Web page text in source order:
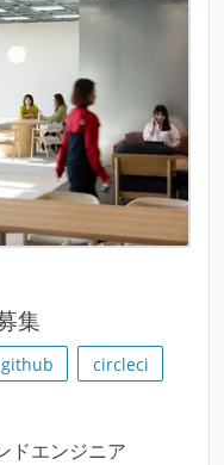
集
github
circleci
ドエンジニア